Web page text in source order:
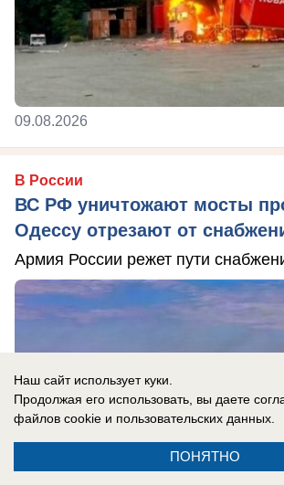
09.08.2026
В России
ВС РФ уничтожают мосты
Одессу отрезают от
Армия России режет пути
Наш сайт использует куки.
Продолжая его использовать, вы даете
файлов cookie и пользовательских данных.
ПОНЯТНО